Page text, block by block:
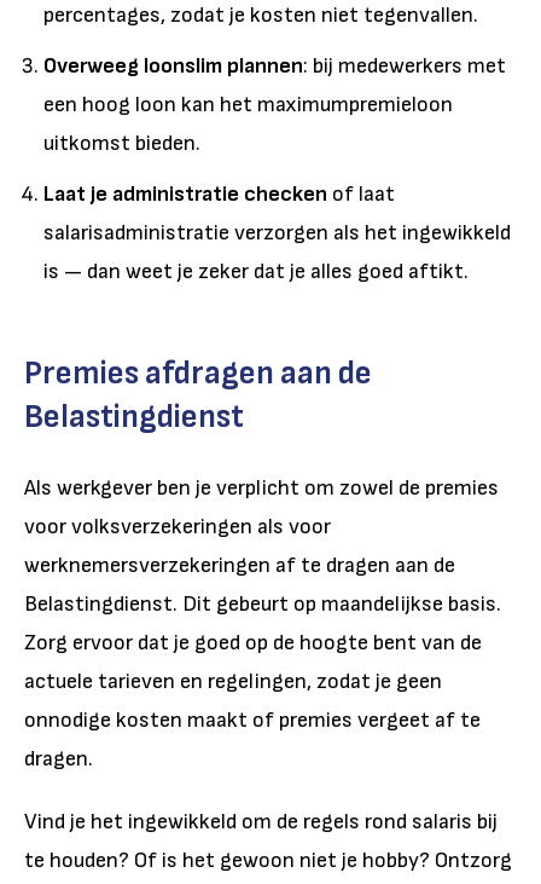
percentages, zodat je kosten niet tegenvallen.
Overweeg loonslim plannen: bij medewerkers met
een hoog loon kan het maximumpremieloon
uitkomst bieden.
Laat je administratie checken of laat
salarisadministratie verzorgen als het ingewikkeld
is — dan weet je zeker dat je alles goed aftikt.
Premies afdragen aan de
Belastingdienst
Als werkgever ben je verplicht om zowel de premies
voor volksverzekeringen als voor
werknemersverzekeringen af te dragen aan de
Belastingdienst. Dit gebeurt op maandelijkse basis.
Zorg ervoor dat je goed op de hoogte bent van de
actuele tarieven en regelingen, zodat je geen
onnodige kosten maakt of premies vergeet af te
dragen.
Vind je het ingewikkeld om de regels rond salaris bij
te houden? Of is het gewoon niet je hobby? Ontzorg